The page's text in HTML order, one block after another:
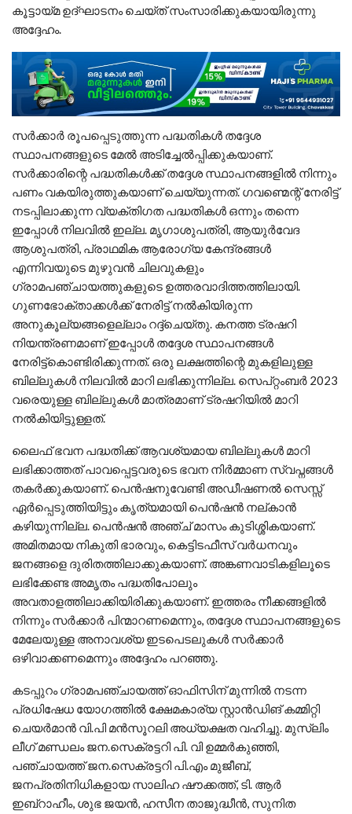
കൂട്ടായ്മ ഉദ്ഘാടനം ചെയ്ത് സംസാരിക്കുകയായിരുന്നു
അദ്ദേഹം.
സർക്കാർ രൂപപ്പെടുത്തുന്ന പദ്ധതികൾ തദ്ദേശ
സ്ഥാപനങ്ങളുടെ മേൽ അടിച്ചേൽപ്പിക്കുകയാണ്.
സർക്കാരിന്റെ പദ്ധതികൾക്ക് തദ്ദേശ സ്ഥാപനങ്ങളിൽ നിന്നും
പണം വകയിരുത്തുകയാണ് ചെയ്യുന്നത്. ഗവണ്മെന്റ് നേരിട്ട്
നടപ്പിലാക്കുന്ന വ്യക്തിഗത പദ്ധതികൾ ഒന്നും തന്നെ
ഇപ്പോൾ നിലവിൽ ഇല്ല. മൃഗാശുപത്രി, ആയുർവേദ
ആശുപത്രി, പ്രാഥമിക ആരോഗ്യ കേന്ദ്രങ്ങൾ
എന്നിവയുടെ മുഴുവൻ ചിലവുകളും
ഗ്രാമപഞ്ചായത്തുകളുടെ ഉത്തരവാദിത്തത്തിലായി.
ഗുണഭോക്താക്കൾക്ക് നേരിട്ട് നൽകിയിരുന്ന
അനുകൂല്യങ്ങളെല്ലാം റദ്ദ്ചെയ്തു. കനത്ത ട്രഷറി
നിയന്ത്രണമാണ് ഇപ്പോൾ തദ്ദേശ സ്ഥാപനങ്ങൾ
നേരിട്ട്കൊണ്ടിരിക്കുന്നത്. ഒരു ലക്ഷത്തിന്റെ മുകളിലുള്ള
ബില്ലുകൾ നിലവിൽ മാറി ലഭിക്കുന്നില്ല. സെപ്റ്റംബർ 2023
വരെയുള്ള ബില്ലുകൾ മാത്രമാണ് ട്രഷറിയിൽ മാറി
നൽകിയിട്ടുള്ളത്.
ലൈഫ് ഭവന പദ്ധതിക്ക് ആവശ്യമായ ബില്ലുകൾ മാറി
ലഭിക്കാത്തത് പാവപ്പെട്ടവരുടെ ഭവന നിർമ്മാണ സ്വപ്നങ്ങൾ
തകർക്കുകയാണ്. പെൻഷനുവേണ്ടി അഡീഷണൽ സെസ്സ്
ഏർപ്പെടുത്തിയിട്ടും കൃത്യമായി പെൻഷൻ നല്കാൻ
കഴിയുന്നില്ല. പെൻഷൻ അഞ്ച് മാസം കുടിശ്ശികയാണ്.
അമിതമായ നികുതി ഭാരവും, കെട്ടിടഫീസ് വർധനവും
ജനങ്ങളെ ദുരിതത്തിലാക്കുകയാണ്. അങ്കണവാടികളിലൂടെ
ലഭിക്കേണ്ട അമൃതം പദ്ധതിപോലും
അവതാളത്തിലാക്കിയിരിക്കുകയാണ്. ഇത്തരം നീക്കങ്ങളിൽ
നിന്നും സർക്കാർ പിന്മാറണമെന്നും, തദ്ദേശ സ്ഥാപനങ്ങളുടെ
മേലേയുള്ള അനാവശ്യ ഇടപെടലുകൾ സർക്കാർ
ഒഴിവാക്കണമെന്നും അദ്ദേഹം പറഞ്ഞു.
കടപ്പുറം ഗ്രാമപഞ്ചായത്ത് ഓഫിസിന് മുന്നിൽ നടന്ന
പ്രധിഷേധ യോഗത്തിൽ ക്ഷേമകാര്യ സ്റ്റാൻഡിങ് കമ്മിറ്റി
ചെയർമാൻ വി.പി മൻസൂറലി അധ്യക്ഷത വഹിച്ചു. മുസ്‌ലിം
ലീഗ് മണ്ഡലം ജന.സെക്രട്ടറി പി. വി ഉമ്മർകുഞ്ഞി,
പഞ്ചായത്ത് ജന.സെക്രട്ടറി പി.എം മുജീബ്,
ജനപ്രതിനിധികളായ സാലിഹ ഷൗക്കത്ത്, ടി. ആർ
ഇബ്റാഹീം, ശുഭ ജയൻ, ഹസീന താജുദ്ധീൻ, സുനിത